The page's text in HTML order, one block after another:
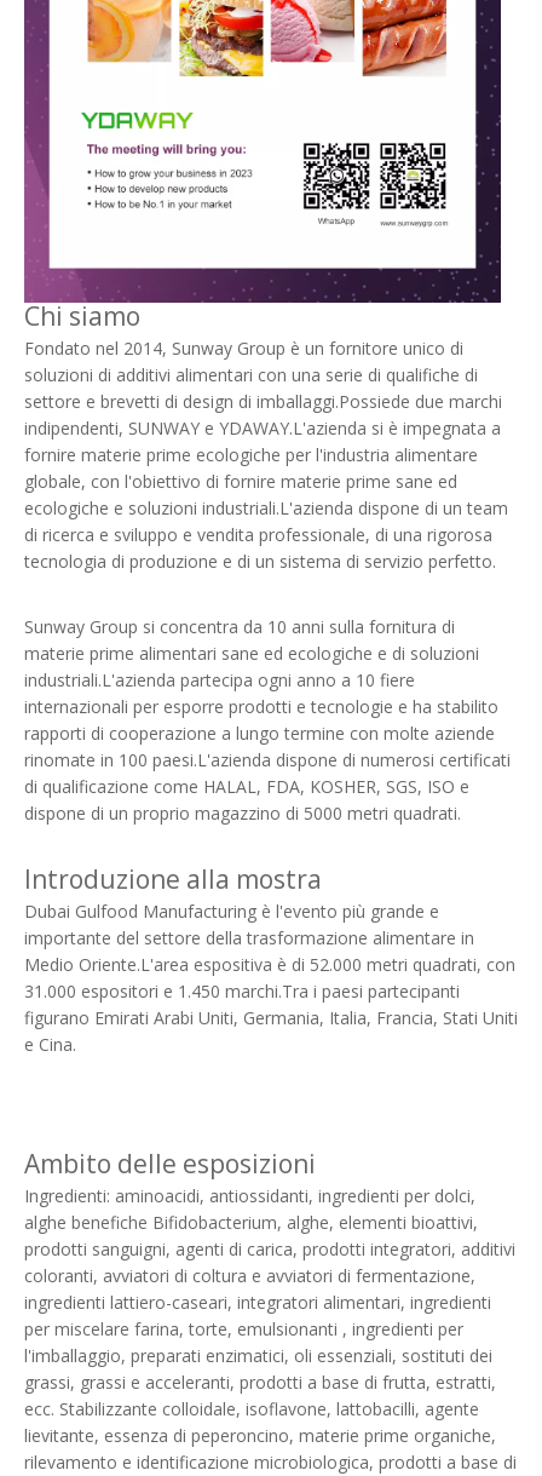
Chi siamo
Fondato nel 2014, Sunway Group è un fornitore unico di
soluzioni di additivi alimentari con una serie di qualifiche di
settore e brevetti di design di imballaggi.Possiede due marchi
indipendenti, SUNWAY e YDAWAY.L'azienda si è impegnata a
fornire materie prime ecologiche per l'industria alimentare
globale, con l'obiettivo di fornire materie prime sane ed
ecologiche e soluzioni industriali.L'azienda dispone di un team
di ricerca e sviluppo e vendita professionale, di una rigorosa
tecnologia di produzione e di un sistema di servizio perfetto.
Sunway Group si concentra da 10 anni sulla fornitura di
materie prime alimentari sane ed ecologiche e di soluzioni
industriali.L'azienda partecipa ogni anno a 10 fiere
internazionali per esporre prodotti e tecnologie e ha stabilito
rapporti di cooperazione a lungo termine con molte aziende
rinomate in 100 paesi.L'azienda dispone di numerosi certificati
di qualificazione come HALAL, FDA, KOSHER, SGS, ISO e
dispone di un proprio magazzino di 5000 metri quadrati.
Introduzione alla mostra
Dubai Gulfood Manufacturing è l'evento più grande e
importante del settore della trasformazione alimentare in
Medio Oriente.L'area espositiva è di 52.000 metri quadrati, con
31.000 espositori e 1.450 marchi.Tra i paesi partecipanti
figurano Emirati Arabi Uniti, Germania, Italia, Francia, Stati Uniti
e Cina.
Ambito delle esposizioni
Ingredienti: aminoacidi, antiossidanti, ingredienti per dolci,
alghe benefiche Bifidobacterium, alghe, elementi bioattivi,
prodotti sanguigni, agenti di carica, prodotti integratori, additivi
coloranti, avviatori di coltura e avviatori di fermentazione,
ingredienti lattiero-caseari, integratori alimentari, ingredienti
per miscelare farina, torte, emulsionanti , ingredienti per
l'imballaggio, preparati enzimatici, oli essenziali, sostituti dei
grassi, grassi e acceleranti, prodotti a base di frutta, estratti,
ecc. Stabilizzante colloidale, isoflavone, lattobacilli, agente
lievitante, essenza di peperoncino, materie prime organiche,
rilevamento e identificazione microbiologica, prodotti a base di